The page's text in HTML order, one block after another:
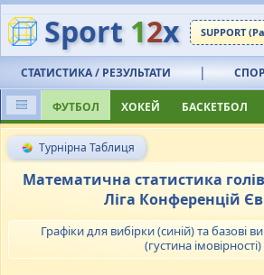
Sport 12x SUPPORT
СТАТИСТИКА / РЕЗУЛЬТАТИ |
ФУТБОЛ ХОКЕЙ БАСКЕТБОЛ
Турнірна Таблиця
Математична статистика
Ліга Конференцій
Графіки для вибірки (синій) та базові
(густина імовірності)